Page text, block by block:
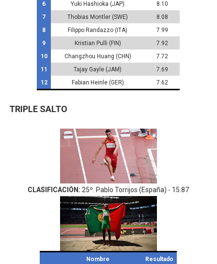
6
Yuki Hashioka (JAP)
8.10
7
Thobias Montler (SWE)
8.08
8
Filippo Randazzo (ITA)
7.99
9
Kristian Pulli (FIN)
7.92
10
Changzhou Huang (CHN)
7.72
11
Tajay Gayle (JAM)
7.69
12
Fabian Heinle (GER) 7.62
TRIPLE SALTO
CLASIFICACIÓN: 25º. Pablo Torrijos (España) - 15.87
Nombre Resultado